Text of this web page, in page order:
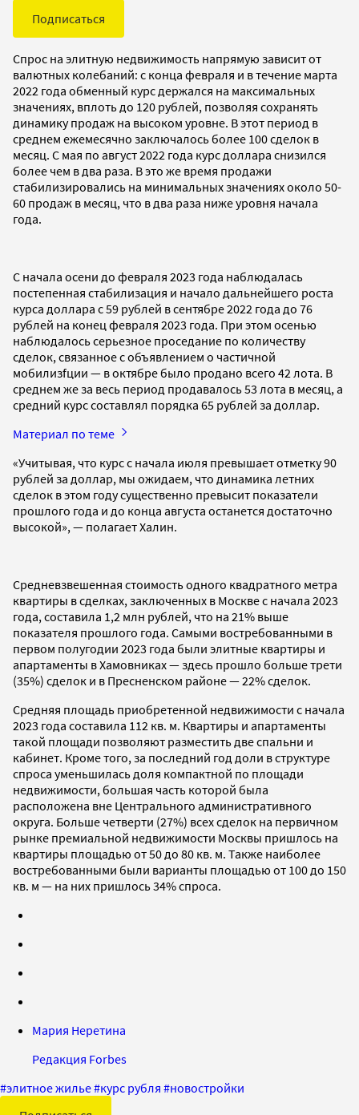
Подписаться
Спрос на элитную недвижимость напрямую зависит от
валютных колебаний: с конца февраля и в течение марта
2022 года обменный курс держался на максимальных
значениях, вплоть до 120 рублей, позволяя сохранять
динамику продаж на высоком уровне. В этот период в
среднем ежемесячно заключалось более 100 сделок в
месяц. С мая по август 2022 года курс доллара снизился
более чем в два раза. В это же время продажи
стабилизировались на минимальных значениях около 50-
60 продаж в месяц, что в два раза ниже уровня начала
года.
С начала осени до февраля 2023 года наблюдалась
постепенная стабилизация и начало дальнейшего роста
курса доллара с 59 рублей в сентябре 2022 года до 76
рублей на конец февраля 2023 года. При этом осенью
наблюдалось серьезное проседание по количеству
сделок, связанное с объявлением о частичной
мобилизfции — в октябре было продано всего 42 лота. В
среднем же за весь период продавалось 53 лота в месяц, а
средний курс составлял порядка 65 рублей за доллар.
Материал по теме
«Учитывая, что курс с начала июля превышает отметку 90
рублей за доллар, мы ожидаем, что динамика летних
сделок в этом году существенно превысит показатели
прошлого года и до конца августа останется достаточно
высокой», — полагает Халин.
Средневзвешенная стоимость одного квадратного метра
квартиры в сделках, заключенных в Москве с начала 2023
года, составила 1,2 млн рублей, что на 21% выше
показателя прошлого года. Самыми востребованными в
первом полугодии 2023 года были элитные квартиры и
апартаменты в Хамовниках — здесь прошло больше трети
(35%) сделок и в Пресненском районе — 22% сделок.
Средняя площадь приобретенной недвижимости с начала
2023 года составила 112 кв. м. Квартиры и апартаменты
такой площади позволяют разместить две спальни и
кабинет. Кроме того, за последний год доли в структуре
спроса уменьшилась доля компактной по площади
недвижимости, большая часть которой была
расположена вне Центрального административного
округа. Больше четверти (27%) всех сделок на первичном
рынке премиальной недвижимости Москвы пришлось на
квартиры площадью от 50 до 80 кв. м. Также наиболее
востребованными были варианты площадью от 100 до 150
кв. м — на них пришлось 34% спроса.
Мария Неретина
Редакция Forbes
#элитное жилье#курс рубля #новостройки